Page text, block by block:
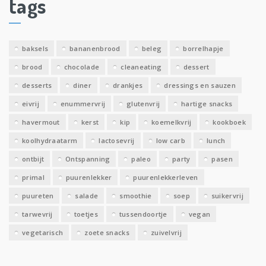
e
v
tags
baksels bananenbrood beleg borrelhapje
brood chocolade cleaneating dessert
desserts diner drankjes dressings en sauzen
eivrij enummervrij glutenvrij hartige snacks
havermout kerst kip koemelkvrij kookboek
koolhydraatarm lactosevrij low carb lunch
ontbijt Ontspanning paleo party pasen
primal puurenlekker puurenlekkerleven
puureten salade smoothie soep suikervrij
tarwevrij toetjes tussendoortje vegan
vegetarisch zoete snacks zuivelvrij